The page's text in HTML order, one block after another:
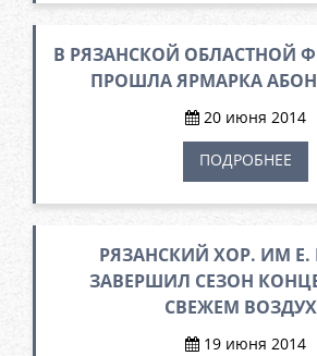
В РЯЗАНСКОЙ ОБЛАСТНОЙ
ПРОШЛА ЯРМАРКА
20 июня 2014
ПОДРОБНЕЕ
РЯЗАНСКИЙ ХОР. ИМ
ЗАВЕРШИЛ СЕЗОН
СВЕЖЕМ
19 июня 2014